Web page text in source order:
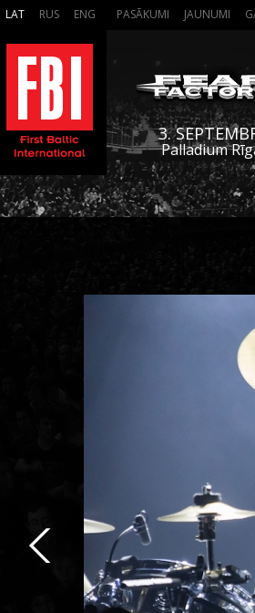
LAT RUS ENG PASĀKUMI JAUNUMI
3.
Palladium